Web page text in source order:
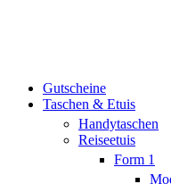
Gutscheine
Taschen & Etuis
Handytaschen
Reiseetuis
Form 1